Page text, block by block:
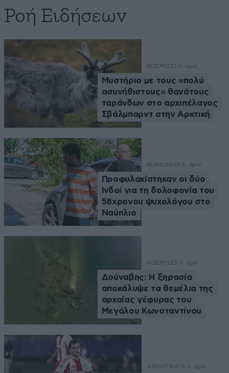
Ροή Ειδήσεων
ΚΟΣΜΟΣ 1 λ. πριν
Μυστήριο με τους «πολύ
ασυνήθιστους» θανάτους
ταράνδων στο αρχιπέλαγος
Σβάλμπαρντ στην Αρκτική
ΚΟΙΝΩΝΙΑ5 λ. πριν
Προφυλακίστηκαν οι δύο
Ινδοί για τη δολοφονία του
58χρονου ψυχολόγου στο
Ναύπλιο
ΚΟΣΜΟΣ5 λ. πριν
Δούναβης: Η ξηρασία
αποκάλυψε τα θεμέλια της
αρχαίας γέφυρας του
Μεγάλου Κωνσταντίνου
ΑΘΛΗΤΙΚΑ 16 λ. πριν